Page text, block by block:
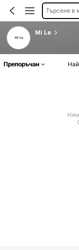
Търсене в
Mi Le
Препоръчан